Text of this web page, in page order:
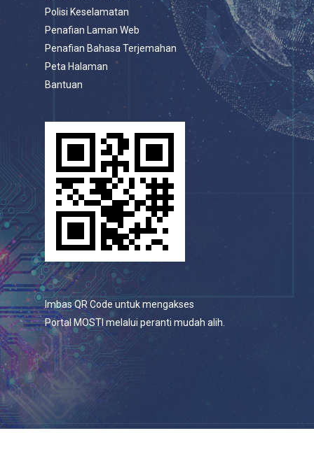
Polisi Keselamatan
Penafian Laman Web
Penafian Bahasa Terjemahan
Peta Halaman
Bantuan
Imbas QR Code untuk mengakses
Portal MOSTI melalui peranti mudah alih.